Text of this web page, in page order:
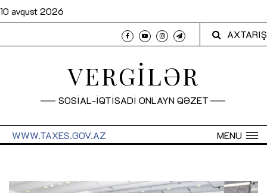
10 avqust 2026
AXTARIŞ
VERGİLƏR
SOSİAL-İQTİSADİ ONLAYN QƏZET
MENU
WWW.TAXES.GOV.AZ